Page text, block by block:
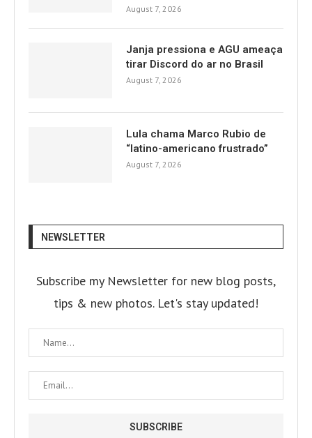
August 7, 2026
Janja pressiona e AGU ameaça
tirar Discord do ar no Brasil
August 7, 2026
Lula chama Marco Rubio de
“latino-americano frustrado”
August 7, 2026
NEWSLETTER
Subscribe my Newsletter for new blog posts,
tips & new photos. Let's stay updated!